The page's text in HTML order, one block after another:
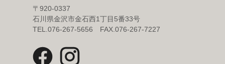
〒920-0337
石川県金沢市金石西1丁目5番33号
TEL.076-267-5656 FAX.076-267-7227